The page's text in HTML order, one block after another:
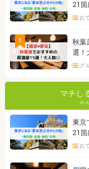
21箇
お
5
秋葉
選！
グ
マチし
東京
21箇
お